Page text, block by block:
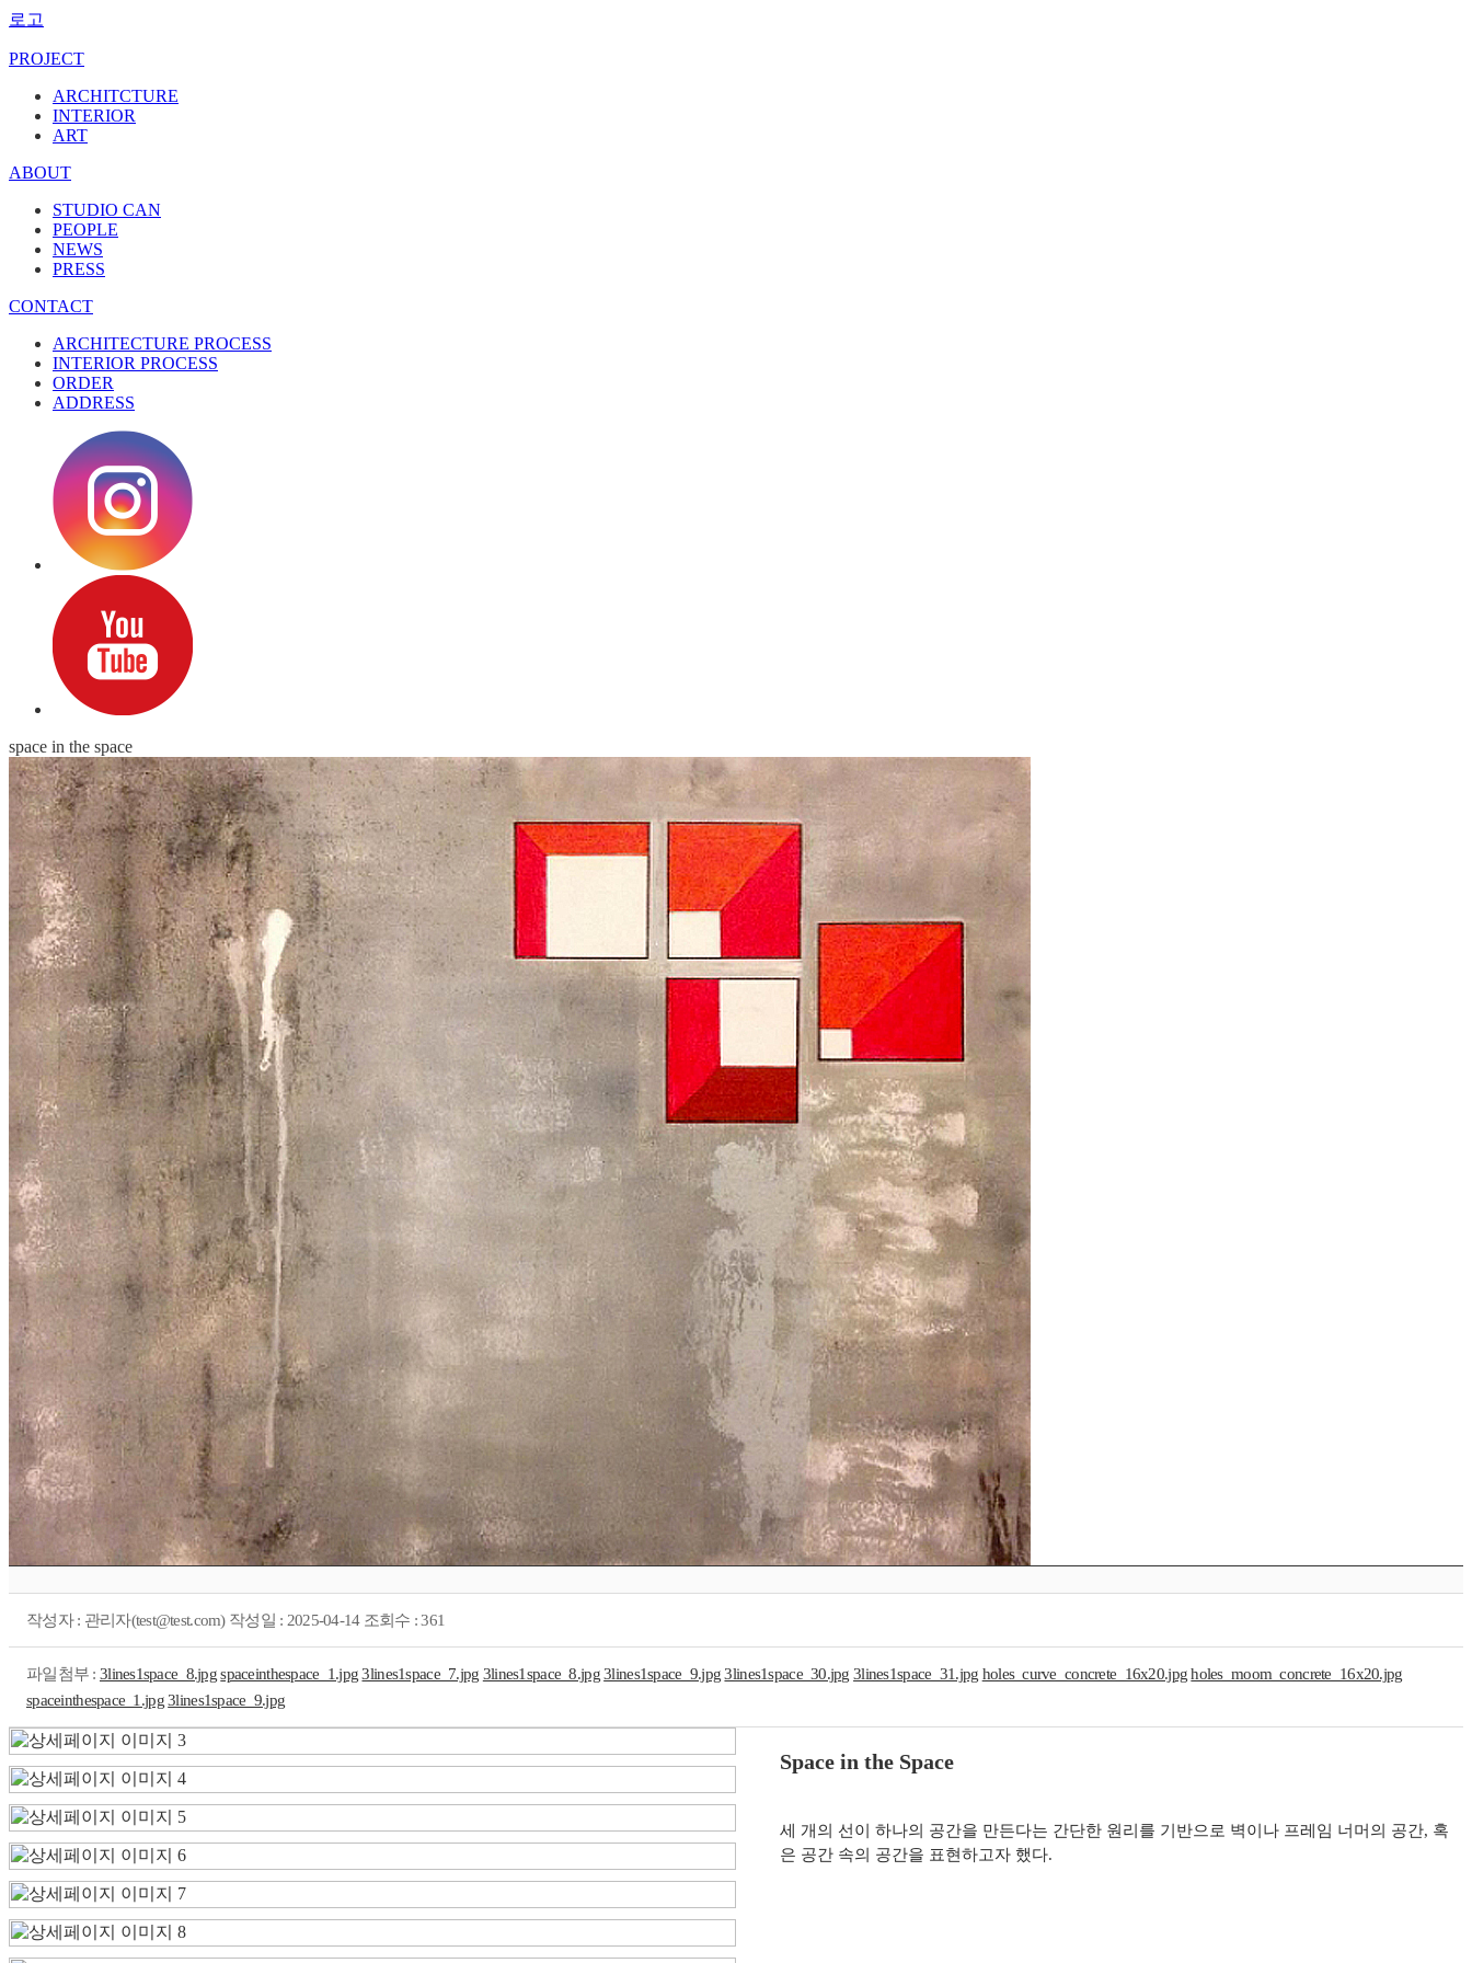
로고
PROJECT
ARCHITCTURE
INTERIOR
ART
ABOUT
STUDIO CAN
PEOPLE
NEWS
PRESS
CONTACT
ARCHITECTURE PROCESS
INTERIOR PROCESS
ORDER
ADDRESS
space in the space
작성자 : 관리자(test@test.com) 작성일 : 2025-04-14 조회수 : 361
파일첨부 : 3lines1space_8.jpg spaceinthespace_1.jpg 3lines1space_7.jpg 3lines1space_8.jpg 3lines1space_9.jpg 3lines1space_30.jpg 3lines1space_31.jpg holes_curve_concrete_16x20.jpg holes_moom_concrete_16x20.jpg
spaceinthespace_1.jpg 3lines1space_9.jpg
Space in the Space
세 개의 선이 하나의 공간을 만든다는 간단한 원리를 기반으로 벽이나 프레임 너머의 공간, 혹
은 공간 속의 공간을 표현하고자 했다.